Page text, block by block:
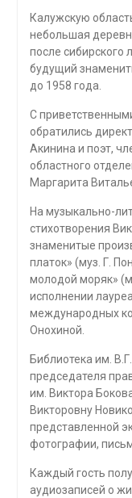
Калужскую
небольшая
после сибирского
будущий
до 1958 года.
С
обратились
Акинина и поэт,
областного
Маргарита
На музыкально-
стихотворения
знаменитые
платок» (муз. Г.
молодой моряк»
исполнении
международных
Онохиной.
Библиотека им.
председателя
им. Виктора
Викторовну
представленной
фотографии,
Каждый гость
аудиозаписей о